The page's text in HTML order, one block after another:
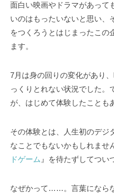
面白い映画やドラマがあって
いのはもったいないと思い、
をつくろうとはじまったこの
ます。
7月は身の回りの変化があり
っくりとれない状況でした。
が、はじめて体験したことも
その体験とは、人生初のデジ
なことでもないかもしれませ
ドゲーム 』を待たずしてつい
なぜかって……。言葉になら